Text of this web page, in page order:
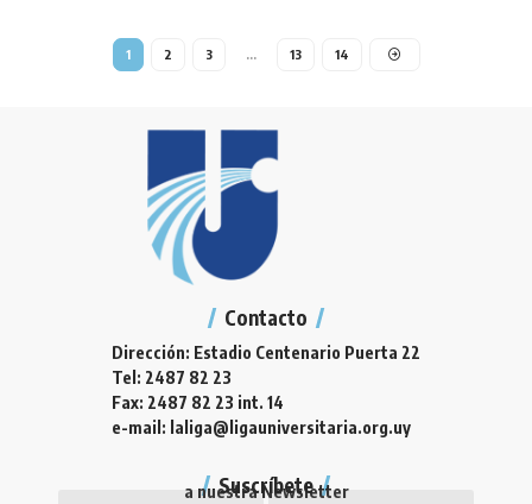
1 2 3 … 13 14
Contacto
Dirección: Estadio Centenario Puerta 22
Tel: 2487 82 23
Fax: 2487 82 23 int. 14
e-mail: laliga@ligauniversitaria.org.uy
Suscríbete
a nuestra Newsletter